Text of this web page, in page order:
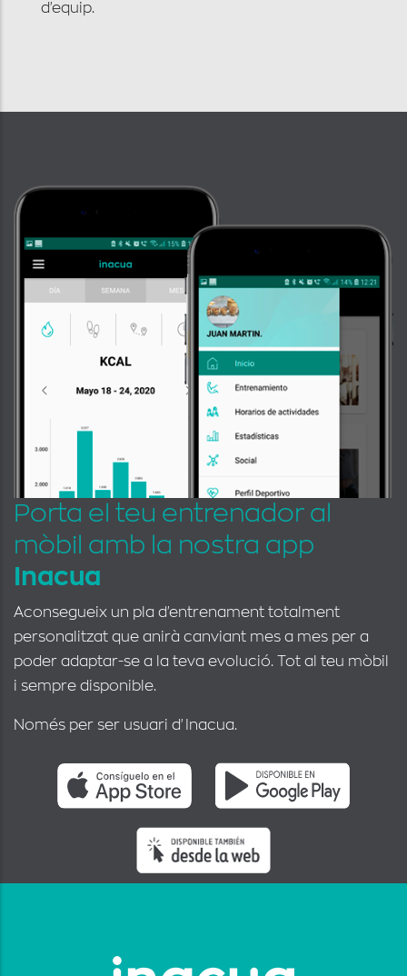
d'equip.
Porta el teu entrenador al
mòbil amb la nostra app
Inacua
Aconsegueix un pla d'entrenament totalment
personalitzat que anirà canviant mes a mes per a
poder adaptar-se a la teva evolució. Tot al teu mòbil
i sempre disponible.
Només per ser usuari d'Inacua.